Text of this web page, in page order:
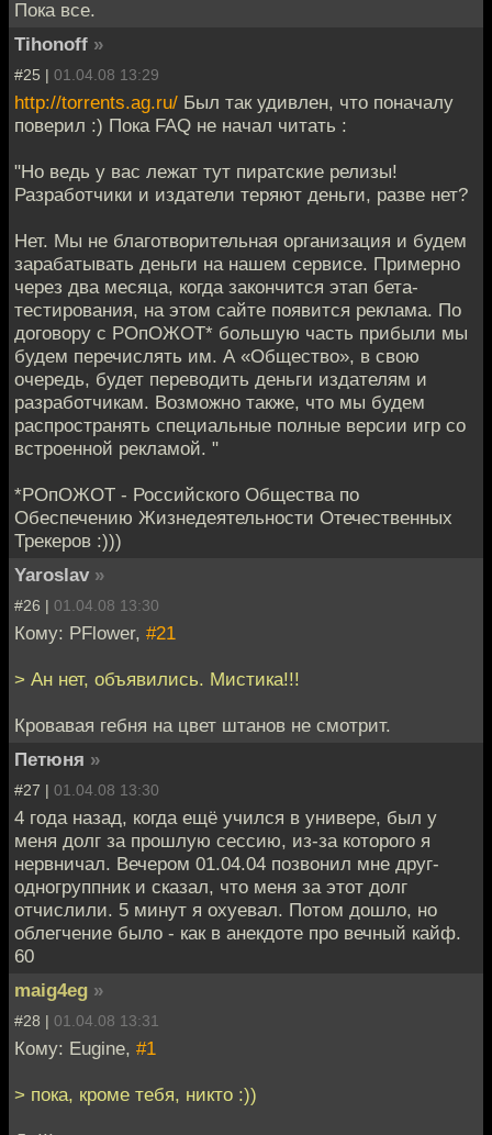
Пока все.
Tihonoff »
#25 | 01.04.08 13:29
http://torrents.ag.ru/ Был так удивлен, что поначалу
поверил :) Пока FAQ не начал читать :
"Но ведь у вас лежат тут пиратские релизы!
Разработчики и издатели теряют деньги, разве нет?
Нет. Мы не благотворительная организация и будем
зарабатывать деньги на нашем сервисе. Примерно
через два месяца, когда закончится этап бета-
тестирования, на этом сайте появится реклама. По
договору с РОпОЖОТ* большую часть прибыли мы
будем перечислять им. А «Общество», в свою
очередь, будет переводить деньги издателям и
разработчикам. Возможно также, что мы будем
распространять специальные полные версии игр со
встроенной рекламой. "
*РОпОЖОТ - Российского Общества по
Обеспечению Жизнедеятельности Отечественных
Трекеров :)))
Yaroslav »
#26 | 01.04.08 13:30
Кому: PFlower, #21
> Ан нет, объявились. Мистика!!!
Кровавая гебня на цвет штанов не смотрит.
Петюня »
#27 | 01.04.08 13:30
4 года назад, когда ещё учился в универе, был у
меня долг за прошлую сессию, из-за которого я
нервничал. Вечером 01.04.04 позвонил мне друг-
одногруппник и сказал, что меня за этот долг
отчислили. 5 минут я охуевал. Потом дошло, но
облегчение было - как в анекдоте про вечный кайф.
60
maig4eg »
#28 | 01.04.08 13:31
Кому: Eugine, #1
> пока, кроме тебя, никто :))